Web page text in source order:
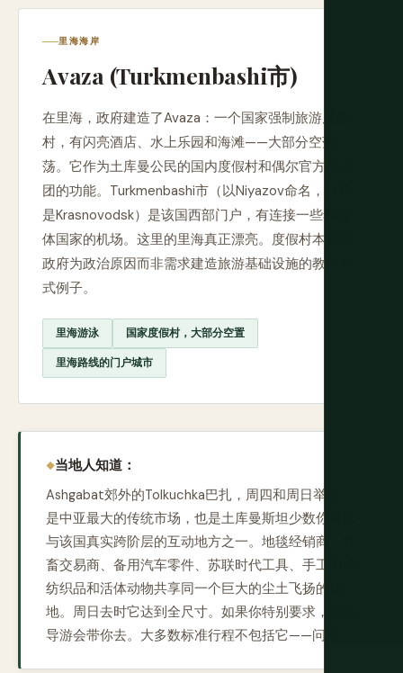
里海海岸
Avaza (Turkmenbashi市)
在里海，政府建造了Avaza：一个国家强制旅游度假
村，有闪亮酒店、水上乐园和海滩——大部分空荡
荡。它作为土库曼公民的国内度假村和偶尔官方代表
团的功能。Turkmenbashi市（以Niyazov命名，以前
是Krasnovodsk）是该国西部门户，有连接一些独联
体国家的机场。这里的里海真正漂亮。度假村本身是
政府为政治原因而非需求建造旅游基础设施的教科书
式例子。
里海游泳 国家度假村，大部分空置
里海路线的门户城市
当地人知道：
Ashgabat郊外的Tolkuchka巴扎，周四和周日举行，
是中亚最大的传统市场，也是土库曼斯坦少数你可以
与该国真实跨阶层的互动地方之一。地毯经销商、牲
畜交易商、备用汽车零件、苏联时代工具、手工刺绣
纺织品和活体动物共享同一个巨大的尘土飞扬的场
地。周日去时它达到全尺寸。如果你特别要求，你的
导游会带你去。大多数标准行程不包括它——问问。